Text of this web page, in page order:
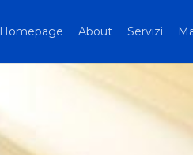
Homepage About Servizi